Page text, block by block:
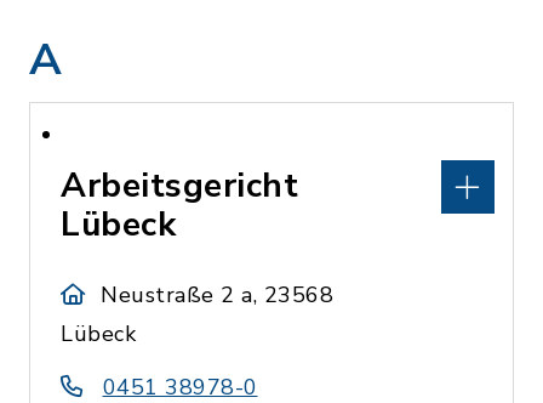
A
Arbeitsgericht
Lübeck
Neustraße 2 a, 23568
Lübeck
0451 38978-0